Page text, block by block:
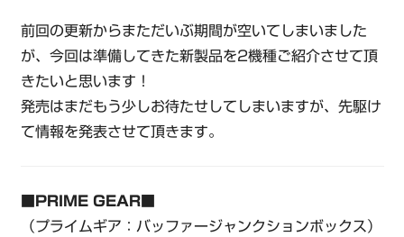
前回の更新からまただいぶ期間が空いてしまいました
が、今回は準備してきた新製品を2機種ご紹介させて頂
きたいと思います！
発売はまだもう少しお待たせしてしまいますが、先駆け
て情報を発表させて頂きます。
■PRIME GEAR■
（プライムギア：バッファージャンクションボックス）